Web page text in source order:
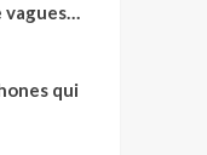
vagues…
qui